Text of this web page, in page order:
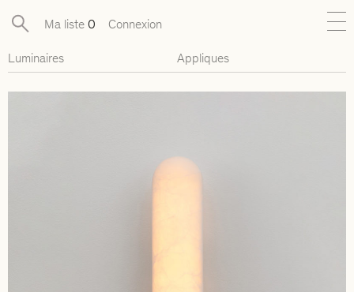
Nouveautés
Luminaires Appliques
Ma liste 0 Connexion